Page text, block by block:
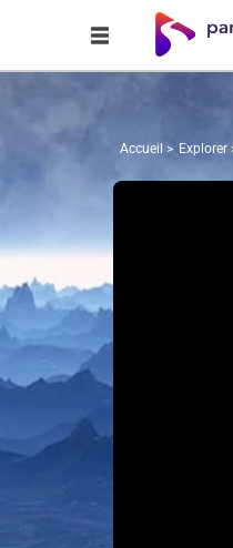
Accueil Explorer